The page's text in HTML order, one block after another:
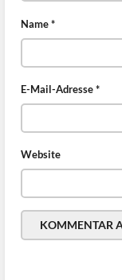
Name*
E-Mail-Adresse*
Website